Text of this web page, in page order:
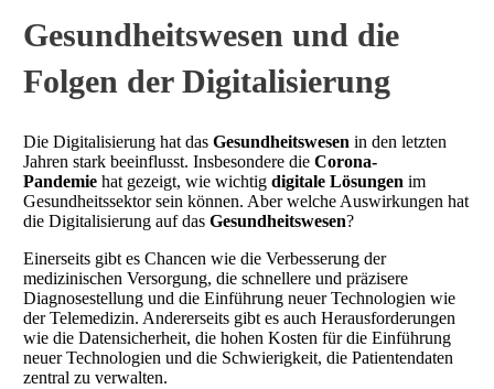
Gesundheitswesen und die
Folgen der Digitalisierung
Die Digitalisierung hat das Gesundheitswesen in den letzten
Jahren stark beeinflusst. Insbesondere die Corona-
Pandemie hat gezeigt, wie wichtig digitale Lösungen im
Gesundheitssektor sein können. Aber welche Auswirkungen hat
die Digitalisierung auf das Gesundheitswesen?
Einerseits gibt es Chancen wie die Verbesserung der
medizinischen Versorgung, die schnellere und präzisere
Diagnosestellung und die Einführung neuer Technologien wie
der Telemedizin. Andererseits gibt es auch Herausforderungen
wie die Datensicherheit, die hohen Kosten für die Einführung
neuer Technologien und die Schwierigkeit, die Patientendaten
zentral zu verwalten.